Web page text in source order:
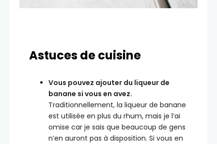
Astuces de cuisine
Vous pouvez ajouter du liqueur de
banane si vous en avez.
Traditionnellement, la liqueur de banane
est utilisée en plus du rhum, mais je l’ai
omise car je sais que beaucoup de gens
n’en auront pas à disposition. Si vous en